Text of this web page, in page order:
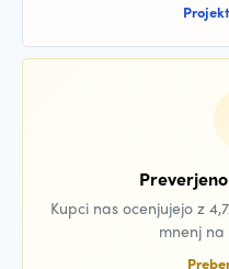
Kupci nas ocenjujejo z
mnenj na